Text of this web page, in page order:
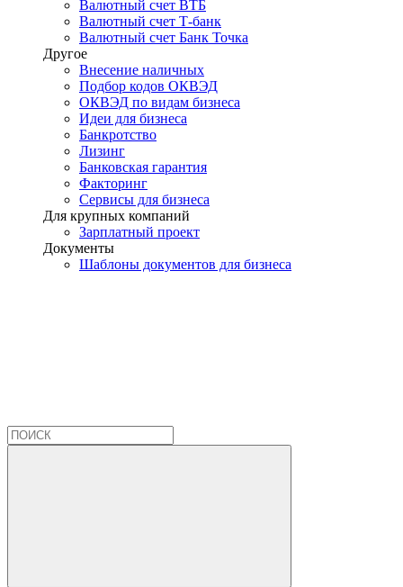
Валютный счет ВТБ
Валютный счет Т-банк
Валютный счет Банк Точка
Другое
Внесение наличных
Подбор кодов ОКВЭД
ОКВЭД по видам бизнеса
Идеи для бизнеса
Банкротство
Лизинг
Банковская гарантия
Факторинг
Сервисы для бизнеса
Для крупных компаний
Зарплатный проект
Документы
Шаблоны документов для бизнеса